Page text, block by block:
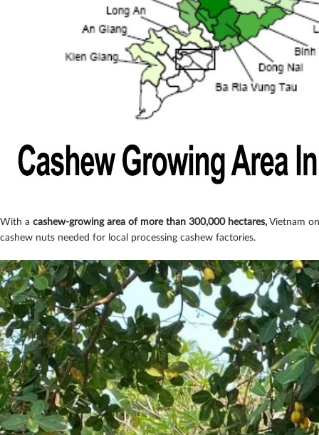
With a cashew-growing area of more than 300,000 hectares, Vietnam
cashew nuts needed for local processing cashew factories.